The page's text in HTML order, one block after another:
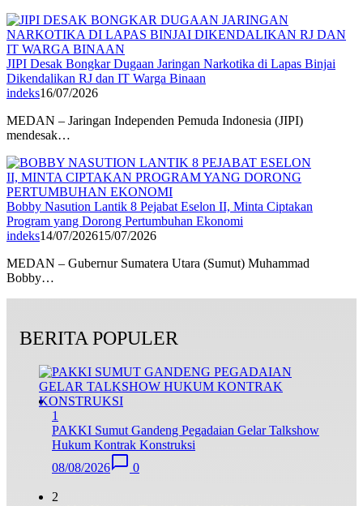
JIPI Desak Bongkar Dugaan Jaringan Narkotika di Lapas Binjai
Dikendalikan RJ dan IT Warga Binaan
indeks16/07/2026
MEDAN – Jaringan Independen Pemuda Indonesia (JIPI)
mendesak…
Bobby Nasution Lantik 8 Pejabat Eselon II, Minta Ciptakan
Program yang Dorong Pertumbuhan Ekonomi
indeks14/07/202615/07/2026
MEDAN – Gubernur Sumatera Utara (Sumut) Muhammad
Bobby…
BERITA POPULER
1
PAKKI Sumut Gandeng Pegadaian Gelar Talkshow
Hukum Kontrak Konstruksi
08/08/2026
0
2